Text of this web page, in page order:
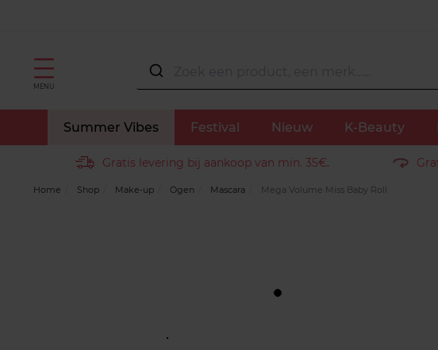
MENU
Summer Vibes Festival Nieuw K-Beauty
Gratis levering bij aankoop van min. 35€.
Home Shop Make-up Ogen Mascara Mega Volume Miss Baby Roll